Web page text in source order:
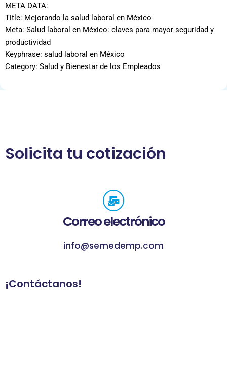
META DATA:
Title: Mejorando la salud laboral en México
Meta: Salud laboral en México: claves para mayor seguridad y
productividad
Keyphrase: salud laboral en México
Category: Salud y Bienestar de los Empleados
Solicita tu cotización
Correo electrónico
info@semedemp.com
¡Contáctanos!